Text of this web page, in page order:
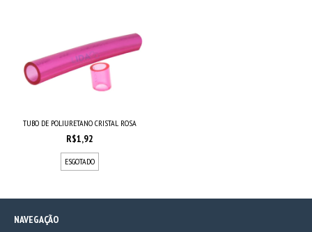
TUBO DE POLIURETANO CRISTAL ROSA
R$1,92
ESGOTADO
NAVEGAÇÃO